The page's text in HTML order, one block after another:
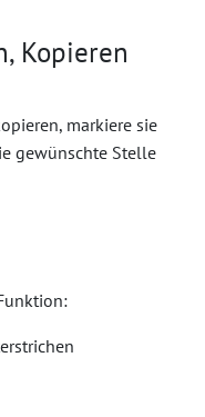
Kopieren
markiere sie
gewünschte Stelle